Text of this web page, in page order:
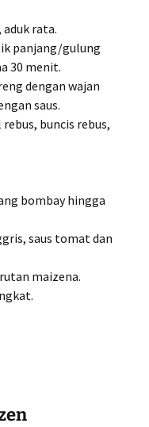
aduk rata.
panjang/gulung
30 menit.
dengan wajan
saus.
buncis rebus,
bombay hingga
saus tomat dan
maizena.